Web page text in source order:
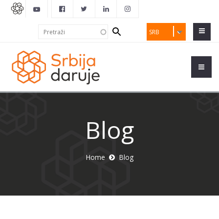
SRB
Search
form
Blog
Home Blog